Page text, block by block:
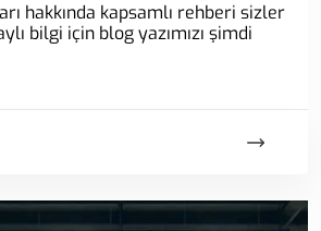
hakkında kapsamlı rehberi sizler
bilgi için blog yazımızı şimdi